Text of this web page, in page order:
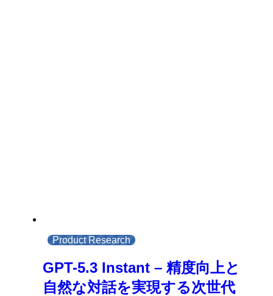
Product Research
GPT-5.3 Instant – 精度向上と
自然な対話を実現する次世代